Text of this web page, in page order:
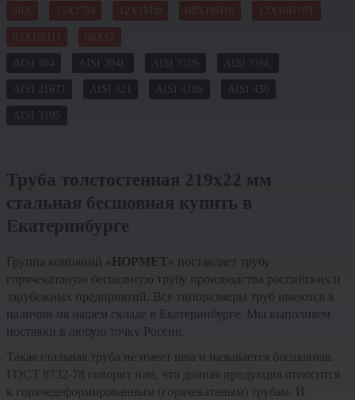
40Х 15Х15М 12Х1МФ 08Х18Н10 12Х18Н10Т
03Х18Н11 08Х17
AISI 304 AISI 304L AISI 310S AISI 316L
AISI 316TI AISI 321 AISI 410S AISI 430
AISI 310S
Труба толстостенная 219х22 мм
стальная бесшовная купить в
Екатеринбурге
Группа компаний «НОРМЕТ» поставляет трубу
горячекатаную бесшовную трубу производства российских и
зарубежных предприятий. Все типоразмеры труб имеются в
наличии на нашем складе в Екатеринбурге. Мы выполняем
поставки в любую точку России.
Такая стальная труба не имеет шва и называется бесшовная.
ГОСТ 8732-78 говорит нам, что данная продукция относится
к горячедеформированным (горячекатаным) трубам. И